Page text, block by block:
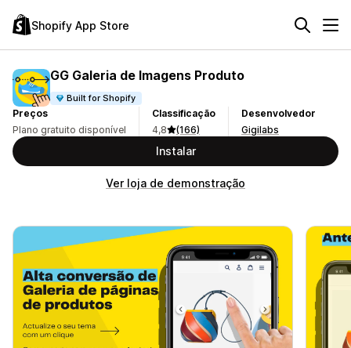
Shopify App Store
GG Galeria de Imagens Produto
Built for Shopify
Preços
Plano gratuito disponível
Classificação
4,8
(166)
Desenvolvedor
Gigilabs
Instalar
Ver loja de demonstração